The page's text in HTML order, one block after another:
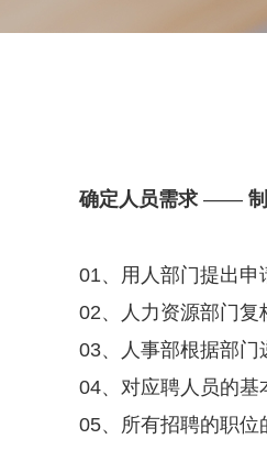
确定人员需求 ——
01、用人部门提出申
02、人力资源部门复
03、人事部根据部门
04、对应聘人员的基
05、所有招聘的职位